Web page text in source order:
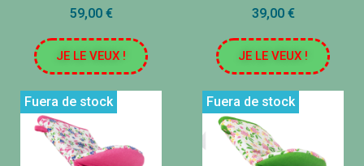
59,00 €
JE LE VEUX !
39,00 €
JE LE VEUX !
Fuera de stock Fuera de stock